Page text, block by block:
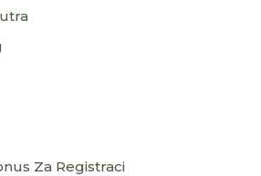
Za Registraci